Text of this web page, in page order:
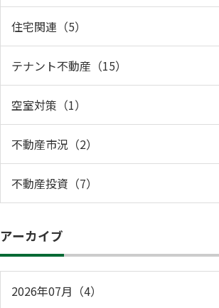
住宅関連（5）
テナント不動産（15）
空室対策（1）
不動産市況（2）
不動産投資（7）
アーカイブ
2026年07月（4）